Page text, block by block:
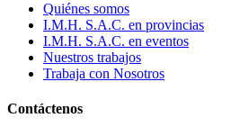
Quiénes somos
I.M.H. S.A.C. en provincias
I.M.H. S.A.C. en eventos
Nuestros trabajos
Trabaja con Nosotros
Contáctenos